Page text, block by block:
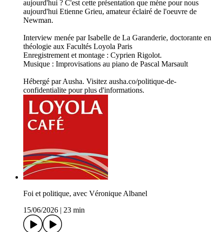
aujourd'hui ? C'est cette présentation que mène pour nous
aujourd'hui Etienne Grieu, amateur éclairé de l'oeuvre de
Newman.
Interview menée par Isabelle de La Garanderie, doctorante en
théologie aux Facultés Loyola Paris
Enregistrement et montage : Cyprien Rigolot.
Musique : Improvisations au piano de Pascal Marsault
Hébergé par Ausha. Visitez ausha.co/politique-de-
confidentialite pour plus d'informations.
Foi et politique, avec Véronique Albanel
15/06/2026
23 min